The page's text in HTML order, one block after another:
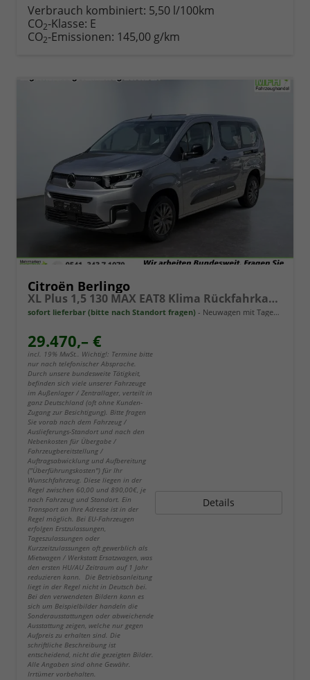
Verbrauch kombiniert: 5,50 l/100km
CO2-Klasse: E
CO2-Emissionen: 145,00 g/km
Citroën Berlingo
XL Plus 1,5 130 MAX EAT8 Klima Rückfahrkamera Einparkhilfe Navigation Sitzheizung Keyless
sofort lieferbar (bitte nach Standort fragen) Neuwagen mit Tageszulassung
29.470,– €
incl. 19% MwSt.. Wichtig!: Termine bitte
nur nach telefonischer Absprache.
Durch unsere bundesweite Tätigkeit,
befinden sich viele unserer Fahrzeuge
im Außenlager / Zentrallager, verteilt in
ganz Deutschland (oft ohne Kunden-
Zugang zur Besichtigung). Bitte fragen
Sie vorab nach dem Fahrzeug /
Auslieferungs-Standort und nach den
Nebenkosten für Übergabe /
Fahrzeugbereitstellung /
Auftragsabwicklung und Aufbereitung
("Überführungskosten") für Ihr
Wunschfahrzeug. Diese liegen in der
Regel zwischen 60,00 und 890,00€, je
nach Fahrzeug und Standort. Ein
Transport an Ihre Adresse ist in der
Regel möglich. Bei EU-Fahrzeugen
erfolgen Erstzulassungen,
Tageszulassungen oder
Kurzzeitzulassungen oft gewerblich als
Mietwagen / Werkstatt Ersatzwagen, was
den ersten HU/AU Zeitraum auf 1 Jahr
reduzieren kann. Die Betriebsanleitung
liegt in der Regel nicht in Deutsch bei.
Bei den verwendeten Bildern kann es
sich um Beispielbilder handeln die
Sonderausstattungen oder abweichende
Ausstattung zeigen, welche nur gegen
Aufpreis zu erhalten sind. Die
schriftliche Beschreibung ist
entscheidend, nicht die gezeigten Bilder.
Alle Angaben sind ohne Gewähr.
Irrtümer vorbehalten.
Details